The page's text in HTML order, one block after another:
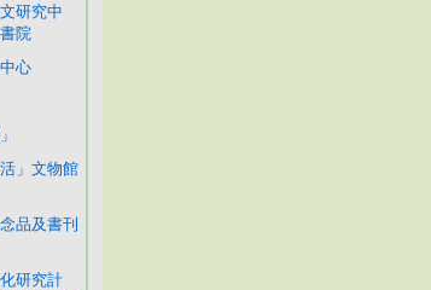
研究中
院
心
」文物館
品及書刊
研究計